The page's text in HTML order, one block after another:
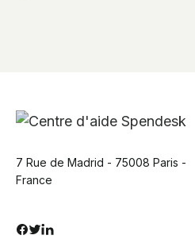
7 Rue de Madrid - 75008 Paris -
France